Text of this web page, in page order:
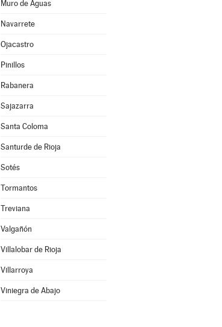
Muro de Aguas
Navarrete
Ojacastro
Pinillos
Rabanera
Sajazarra
Santa Coloma
Santurde de Rioja
Sotés
Tormantos
Treviana
Valgañón
Villalobar de Rioja
Villarroya
Viniegra de Abajo